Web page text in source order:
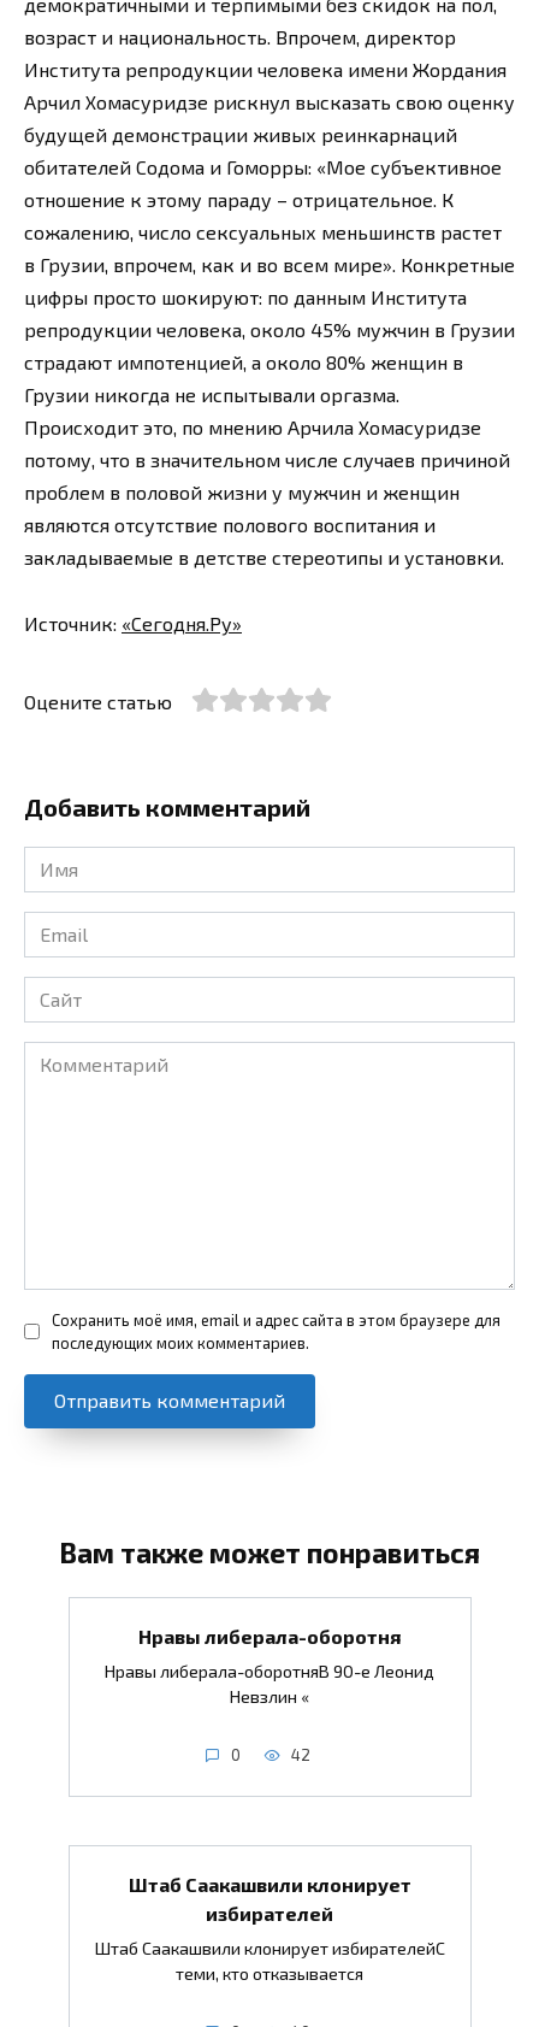
демократичными и терпимыми без скидок на пол,
возраст и национальность. Впрочем, директор
Института репродукции человека имени Жордания
Арчил Хомасуридзе рискнул высказать свою оценку
будущей демонстрации живых реинкарнаций
обитателей Содома и Гоморры: «Мое субъективное
отношение к этому параду – отрицательное. К
сожалению, число сексуальных меньшинств растет
в Грузии, впрочем, как и во всем мире». Конкретные
цифры просто шокируют: по данным Института
репродукции человека, около 45% мужчин в Грузии
страдают импотенцией, а около 80% женщин в
Грузии никогда не испытывали оргазма.
Происходит это, по мнению Арчила Хомасуридзе
потому, что в значительном числе случаев причиной
проблем в половой жизни у мужчин и женщин
являются отсутствие полового воспитания и
закладываемые в детстве стереотипы и установки.
Источник: «Сегодня.Ру»
Оцените статью
Добавить комментарий
Имя
*
Email
*
Сайт
Комментарий
Сохранить моё имя, email и адрес сайта в этом браузере для
последующих моих комментариев.
Вам также может понравиться
Нравы либерала-оборотня
Нравы либерала-оборотняВ 90-е Леонид
Невзлин «
0 42
Штаб Саакашвили клонирует
избирателей
Штаб Саакашвили клонирует избирателейС
теми, кто отказывается